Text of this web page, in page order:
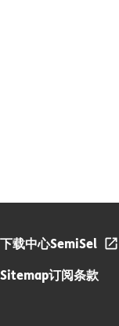
下载中心SemiSel
Sitemap订阅条款